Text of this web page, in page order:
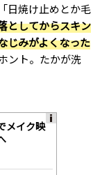
日焼け止めとか毛
としてからスキン
じみがよくなった
ント。たかが洗
メイク映